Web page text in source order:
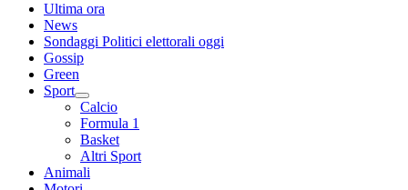
Ultima ora
News
Sondaggi Politici elettorali oggi
Gossip
Green
Sport
Calcio
Formula 1
Basket
Altri Sport
Animali